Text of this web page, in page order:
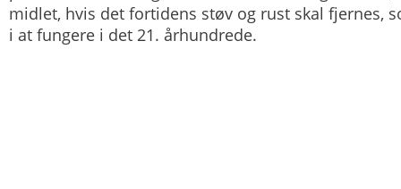
midlet, hvis det fortidens støv og rust skal fjernes,
i at fungere i det 21. århundrede.